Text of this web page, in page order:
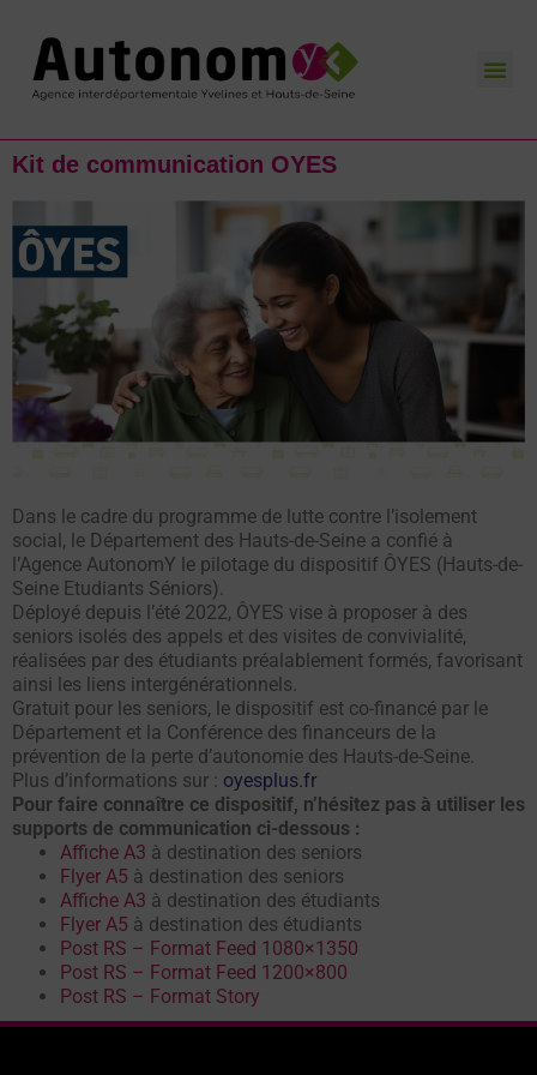
Kit de communication OYES
Dans le cadre du programme de lutte contre l’isolement
social, le Département des Hauts-de-Seine a confié à
l’Agence AutonomY le pilotage du dispositif ÔYES (Hauts-de-
Seine Etudiants Séniors).
Déployé depuis l’été 2022, ÔYES vise à proposer à des
seniors isolés des appels et des visites de convivialité,
réalisées par des étudiants préalablement formés, favorisant
ainsi les liens intergénérationnels.
Gratuit pour les seniors, le dispositif est co-financé par le
Département et la Conférence des financeurs de la
prévention de la perte d’autonomie des Hauts-de-Seine.
Plus d’informations sur : oyesplus.fr
Pour faire connaître ce dispositif, n’hésitez pas à utiliser les
supports de communication ci-dessous :
Affiche A3 à destination des seniors
Flyer A5 à destination des seniors
Affiche A3 à destination des étudiants
Flyer A5 à destination des étudiants
Post RS – Format Feed 1080×1350
Post RS – Format Feed 1200×800
Post RS – Format Story